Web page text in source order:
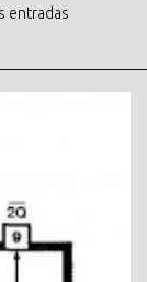
entradas